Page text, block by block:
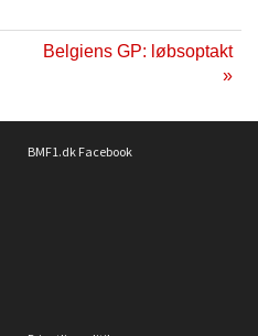
Belgiens GP: løbsoptakt
»
BMF1.dk Facebook